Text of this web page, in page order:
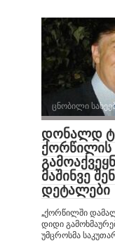
ცნობილი
დონალდ
ქორწილის
მაშინვე
დეტალები
„ქორწილში
დიდი
უმცროსმა